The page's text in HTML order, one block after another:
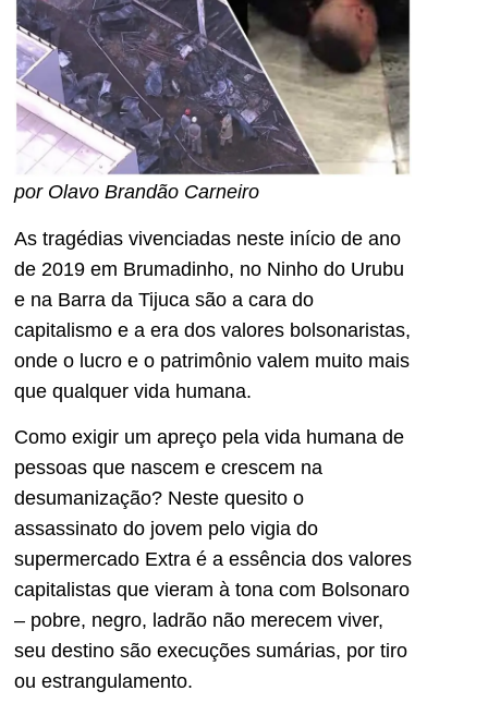
por Olavo Brandão Carneiro
As tragédias vivenciadas neste início de ano
de 2019 em Brumadinho, no Ninho do Urubu
e na Barra da Tijuca são a cara do
capitalismo e a era dos valores bolsonaristas,
onde o lucro e o patrimônio valem muito mais
que qualquer vida humana.
Como exigir um apreço pela vida humana de
pessoas que nascem e crescem na
desumanização? Neste quesito o
assassinato do jovem pelo vigia do
supermercado Extra é a essência dos valores
capitalistas que vieram à tona com Bolsonaro
– pobre, negro, ladrão não merecem viver,
seu destino são execuções sumárias, por tiro
ou estrangulamento.